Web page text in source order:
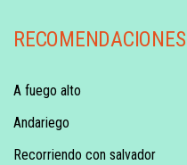
RECOMENDACIONES
A fuego alto
Andariego
Recorriendo con salvador